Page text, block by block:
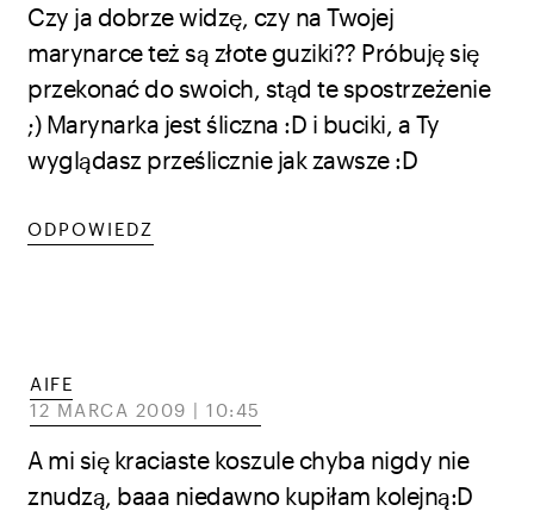
Czy ja dobrze widzę, czy na Twojej
marynarce też są złote guziki?? Próbuję się
przekonać do swoich, stąd te spostrzeżenie
;) Marynarka jest śliczna :D i buciki, a Ty
wyglądasz prześlicznie jak zawsze :D
ODPOWIEDZ
AIFE
12 MARCA 2009 | 10:45
A mi się kraciaste koszule chyba nigdy nie
znudzą, baaa niedawno kupiłam kolejną:D